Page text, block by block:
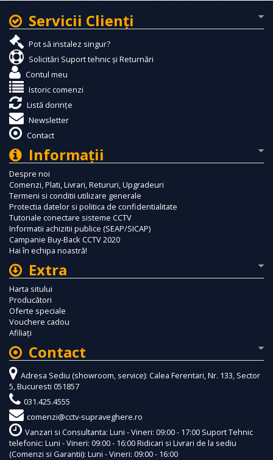
Servicii Clienţi
Pot să instalez singur?
Solicitări Suport tehnic și Returnări
Contul meu
Istoric comenzi
Listă dorințe
Newsletter
Contact
Informaţii
Despre noi
Comenzi, Plati, Livrari, Retururi, Upgradeuri
Termeni si conditii utilizare generale
Protectia datelor si politica de confidentialitate
Tutoriale conectare sisteme CCTV
Informatii achizitii publice (SEAP/SICAP)
Campanie Buy-Back CCTV 2020
Hai în echipa noastră!
Extra
Harta sitului
Producători
Oferte speciale
Vouchere cadou
Afiliaţi
Contact
Adresa Sediu (showroom, service): Calea Ferentari, Nr. 133, Sector
5, Bucuresti 051857
031.425.4555
comenzi@cctv-supraveghere.ro
Vanzari si Consultanta: Luni - Vineri: 09:00 - 17:00 Suport Tehnic
telefonic: Luni - Vineri: 09:00 - 16:00 Ridicari si Livrari de la sediu
(Comenzi si Garantii): Luni - Vineri: 09:00 - 16:00